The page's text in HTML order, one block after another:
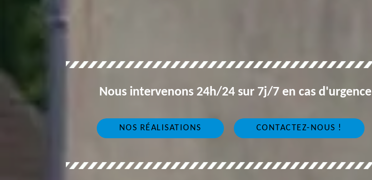
Nous intervenons 24h/24 sur 7j/7 en cas d'urgence
NOS RÉALISATIONS CONTACTEZ-NOUS !